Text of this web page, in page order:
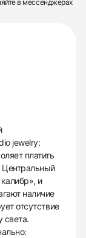
в мессенджерах
jewelry:
платить
Центральный
и
наличие
отсутствие
света.